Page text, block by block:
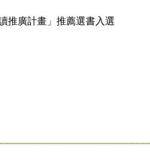
廣計畫」推薦選書入選